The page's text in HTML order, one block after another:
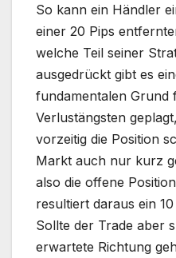
So kann ein Händler
einer 20 Pips
welche Teil seiner
ausgedrückt gibt es
fundamentalen Grund
Verlustängsten
vorzeitig die Position
Markt auch nur kurz
also die offene
resultiert daraus ein
Sollte der Trade aber
erwartete Richtung